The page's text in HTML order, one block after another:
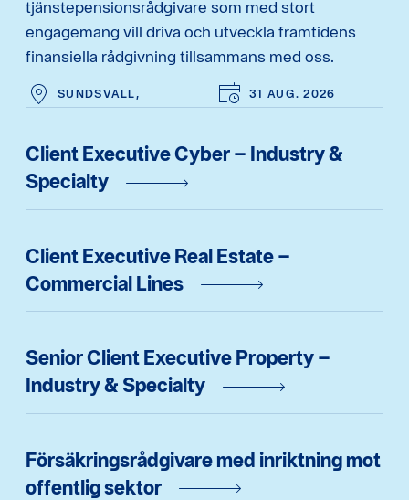
tjänstepensionsrådgivare som med stort
engagemang vill driva och utveckla framtidens
finansiella rådgivning tillsammans med oss.
SUNDSVALL, 31 AUG. 2026
Client Executive Cyber – Industry &
Specialty
Client Executive Real Estate –
Commercial Lines
Senior Client Executive Property –
Industry & Specialty
Försäkringsrådgivare med inriktning mot
offentlig sektor